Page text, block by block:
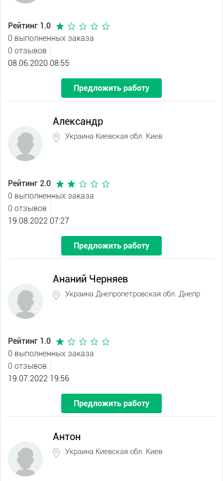
Рейтинг 1.0
0 выполненных заказа
0 отзывов
08.06.2020 08:55
Предложить работу
Александр
Украина Киевская обл. Киев
Рейтинг 2.0
0 выполненных заказа
0 отзывов
19.08.2022 07:27
Предложить работу
Ананий Черняев
Украина Днепропетровская обл. Днепр
Рейтинг 1.0
0 выполненных заказа
0 отзывов
19.07.2022 19:56
Предложить работу
Антон
Украина Киевская обл. Киев